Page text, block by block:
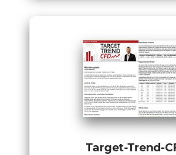
Target-Trend-